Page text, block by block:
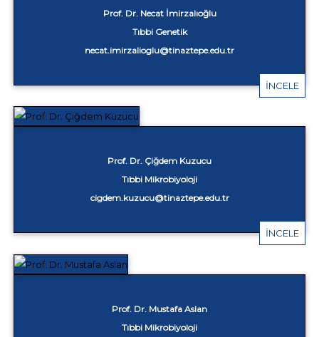
Prof. Dr. Necat İmirzalıoğlu
Tıbbi Genetik
necat.imirzalioglu@tinaztepe.edu.tr
İNCELE
Prof. Dr. Çiğdem Kuzucu
Tıbbi Mikrobiyoloji
cigdem.kuzucu@tinaztepe.edu.tr
İNCELE
Prof. Dr. Mustafa Aslan
Tıbbi Mikrobiyoloji